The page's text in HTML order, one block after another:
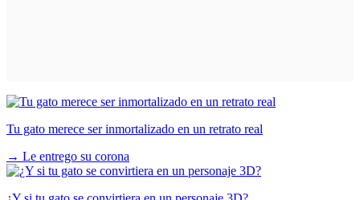
Tu gato merece ser inmortalizado en un retrato real
→ Le entrego su corona